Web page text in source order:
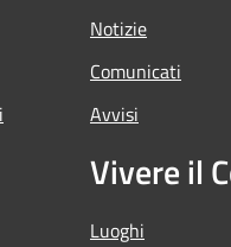
Notizie
Comunicati
Avvisi
Vivere il
Luoghi